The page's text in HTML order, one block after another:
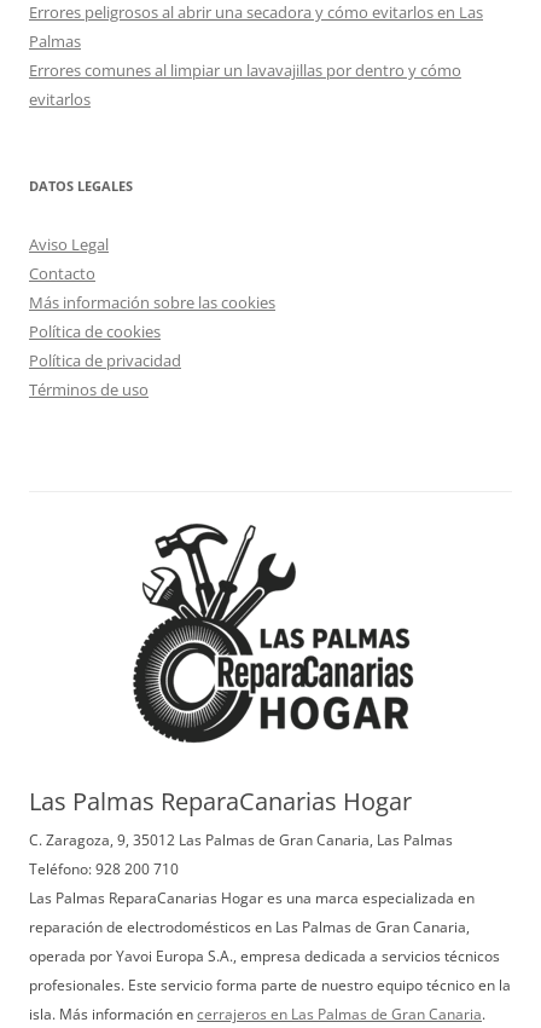
Errores peligrosos al abrir una secadora y cómo evitarlos en Las
Palmas
Errores comunes al limpiar un lavavajillas por dentro y cómo
evitarlos
DATOS LEGALES
Aviso Legal
Contacto
Más información sobre las cookies
Política de cookies
Política de privacidad
Términos de uso
Las Palmas ReparaCanarias Hogar
C. Zaragoza, 9, 35012 Las Palmas de Gran Canaria, Las Palmas
Teléfono: 928 200 710
Las Palmas ReparaCanarias Hogar es una marca especializada en
reparación de electrodomésticos en Las Palmas de Gran Canaria,
operada por Yavoi Europa S.A., empresa dedicada a servicios técnicos
profesionales. Este servicio forma parte de nuestro equipo técnico en la
isla. Más información encerrajeros en Las Palmas de Gran Canaria.